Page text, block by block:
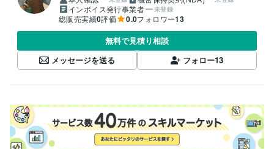
インボイス発行事業者 未登録
総販売実績0評価 0.0フォロワー13
無料で見積り相談
メッセージを送る
フォロー13